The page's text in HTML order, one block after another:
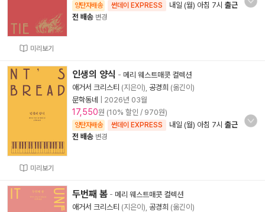
미리보기
양탄자배송 썬데이 EXPRESS 내일 (월) 아침 7시 출근
전 배송 변경
미리보기
인생의 양식 - 메리 웨스트매콧 컬렉션
애거서 크리스티 (지은이), 공경희 (옮긴이)
문학동네
2026년 03월
17,550원 (10% 할인 / 970원)
양탄자배송 썬데이 EXPRESS 내일 (월) 아침 7시 출근
전 배송 변경
두번째 봄 - 메리 웨스트매콧 컬렉션
애거서 크리스티 (지은이), 공경희 (옮긴이)